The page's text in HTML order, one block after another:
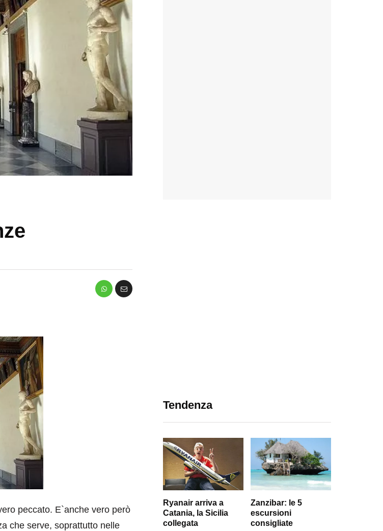
peccato. E`anche vero però
che serve, soprattutto nelle
Tendenza
Ryanair arriva a
Catania, la Sicilia
collegata
Zanzibar: le 5
escursioni
consigliate